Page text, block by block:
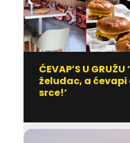
ĆEVAP’S U
želudac, a
srce!’